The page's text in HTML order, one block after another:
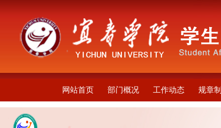
网站首页 部门概况 工作动态 规章